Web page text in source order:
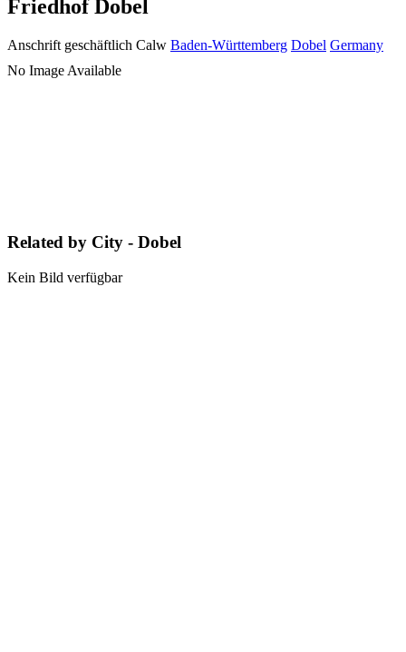
Friedhof Dobel
Anschrift geschäftlich Calw Baden-Württemberg Dobel Germany
No Image Available
Related by City - Dobel
Kein Bild verfügbar